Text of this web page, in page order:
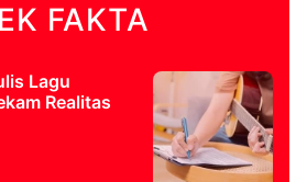
FAKTA
Lagu
Realitas